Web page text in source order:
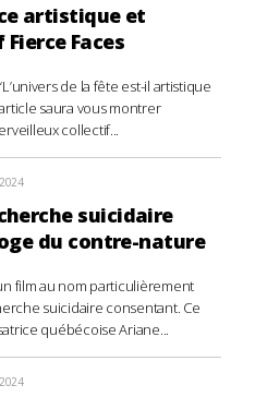
artistique et
Faces
de la fête est-il artistique
saura vous montrer
collectif...
suicidaire
du contre-nature
film au nom particulièrement
suicidaire consentant. Ce
québécoise Ariane...